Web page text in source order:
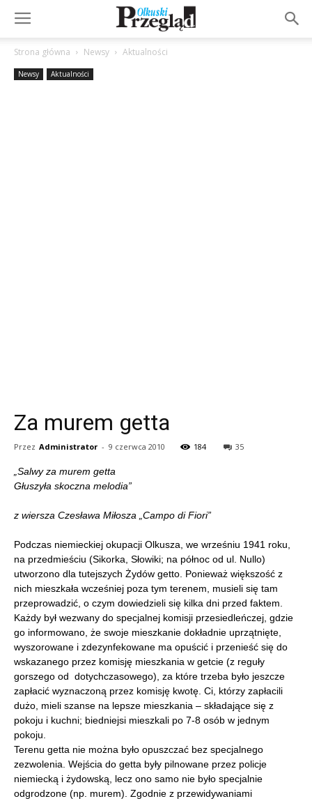
Strona główna Newsy Aktualności
Newsy Aktualności
Za murem getta
Przez Administrator - 9 czerwca 2010 184 35
„Salwy za murem getta
Głuszyła skoczna melodia”
z wiersza Czesława Miłosza „Campo di Fiori”
Podczas niemieckiej okupacji Olkusza, we wrześniu 1941 roku,
na przedmieściu (Sikorka, Słowiki; na północ od ul. Nullo)
utworzono dla tutejszych Żydów getto. Ponieważ większość z
nich mieszkała wcześniej poza tym terenem, musieli się tam
przeprowadzić, o czym dowiedzieli się kilka dni przed faktem.
Każdy był wezwany do specjalnej komisji przesiedleńczej, gdzie
go informowano, że swoje mieszkanie dokładnie uprzątnięte,
wyszorowane i zdezynfekowane ma opuścić i przenieść się do
wskazanego przez komisję mieszkania w getcie (z reguły
gorszego od dotychczasowego), za które trzeba było jeszcze
zapłacić wyznaczoną przez komisję kwotę. Ci, którzy zapłacili
dużo, mieli szanse na lepsze mieszkania – składające się z
pokoju i kuchni; biedniejsi mieszkali po 7-8 osób w jednym
pokoju.
Terenu getta nie można było opuszczać bez specjalnego
zezwolenia. Wejścia do getta były pilnowane przez policje
niemiecką i żydowską, lecz ono samo nie było specjalnie
odgrodzone (np. murem). Zgodnie z przewidywaniami